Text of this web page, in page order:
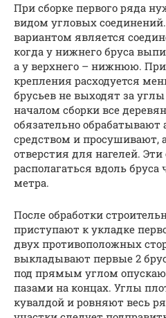
При сборке первого ряда
видом угловых
вариантом является
когда у нижнего бруса
а у верхнего – нижнюю. При
крепления расходуется
брусьев не выходят за
началом сборки все
обязательно
средством и просушивают,
отверстия для нагелей.
располагаться вдоль
метра.
После обработки
приступают к укладке
двух противоположных
выкладывают первые 2
под прямым углом
пазами на концах. Углы
кувалдой и ровняют весь